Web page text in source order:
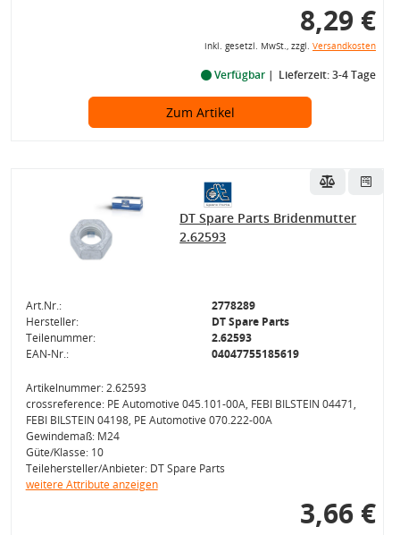
8,29 €
inkl. gesetzl. MwSt., zzgl. Versandkosten
Verfügbar Lieferzeit: 3-4 Tage
Zum Artikel
DT Spare Parts Bridenmutter
2.62593
Art.Nr.:
2778289
Hersteller:
DT Spare Parts
Teilenummer:
2.62593
EAN-Nr.:
04047755185619
Artikelnummer: 2.62593
crossreference: PE Automotive 045.101-00A, FEBI BILSTEIN 04471,
FEBI BILSTEIN 04198, PE Automotive 070.222-00A
Gewindemaß: M24
Güte/Klasse: 10
Teilehersteller/Anbieter: DT Spare Parts
weitere Attribute anzeigen
3,66 €